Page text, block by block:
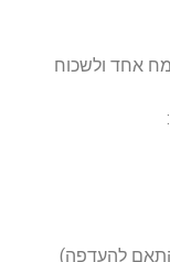
אחד ולשכוח
:
להעדפה)